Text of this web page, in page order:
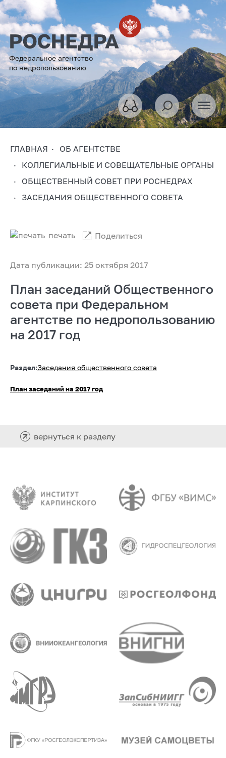
Федеральное агентство
по недропользованию
ГЛАВНАЯ
ОБ АГЕНТСТВЕ
КОЛЛЕГИАЛЬНЫЕ И СОВЕЩАТЕЛЬНЫЕ ОРГАНЫ
ОБЩЕСТВЕННЫЙ СОВЕТ ПРИ РОСНЕДРАХ
ЗАСЕДАНИЯ ОБЩЕСТВЕННОГО СОВЕТА
Дата публикации: 25 октября 2017
печать Поделиться
План заседаний Общественного
совета при Федеральном
агентстве по недропользованию
на 2017 год
Раздел:Заседания общественного совета
План заседаний на 2017 год
вернуться к разделу